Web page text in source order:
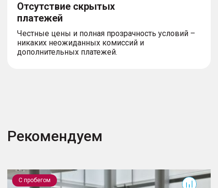
Отсутствие скрытых
платежей
Честные цены и полная прозрачность условий –
никаких неожиданных комиссий и
дополнительных платежей.
Рекомендуем
С пробегом
RX